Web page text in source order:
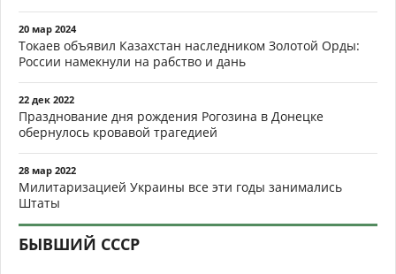
20 мар 2024
Токаев объявил Казахстан наследником Золотой Орды:
России намекнули на рабство и дань
22 дек 2022
Празднование дня рождения Рогозина в Донецке
обернулось кровавой трагедией
28 мар 2022
Милитаризацией Украины все эти годы занимались
Штаты
БЫВШИЙ СССР